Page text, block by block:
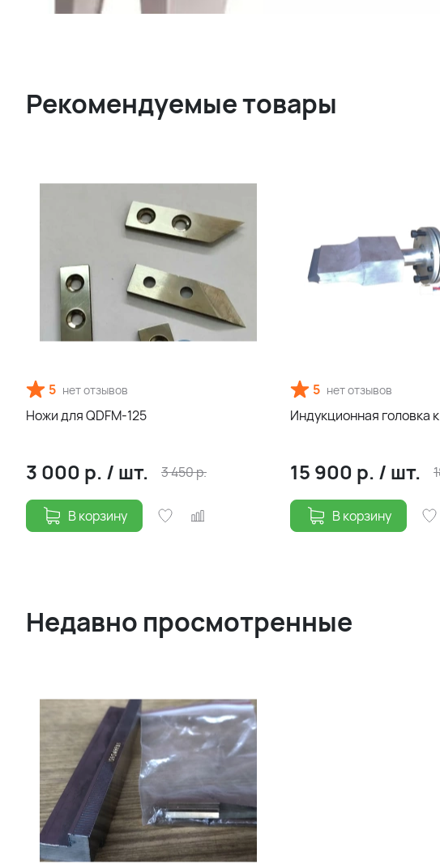
Рекомендуемые товары
5 нет отзывов
Ножи для QDFM-125
3 000 р. / шт. 3 450р.
В корзину
5 нет отзывов
Индукционная головка
15 900 р. / шт.
В корзину
Недавно просмотренные